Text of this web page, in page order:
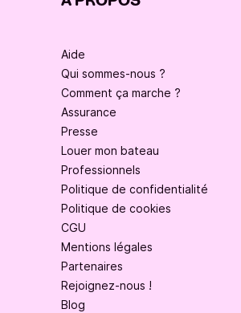
Aide
Qui sommes-nous ?
Comment ça marche ?
Assurance
Presse
Louer mon bateau
Professionnels
Politique de confidentialité
Politique de cookies
CGU
Mentions légales
Partenaires
Rejoignez-nous !
Blog